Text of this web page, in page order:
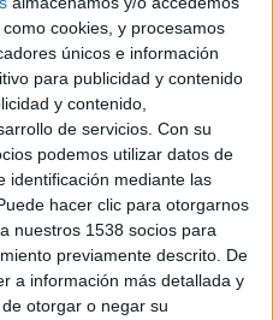
cookies, y procesamos
únicos e información
para publicidad y contenido
y contenido,
de servicios. Con su
podemos utilizar datos de
identificación mediante las
hacer clic para otorgarnos
nuestros 1538 socios para
previamente descrito. De
a información más detallada y
otorgar o negar su
‘Perspectivas de consumo’, la
económica del país es mala, una
y por tanto en las economías
a una situación de recesión que
esenciales y racionalizando sus
sus referentes de seguridad, algo
están aún lejos de cualquier
de riesgos, en parte porque el
de trabajo en los próximos seis meses